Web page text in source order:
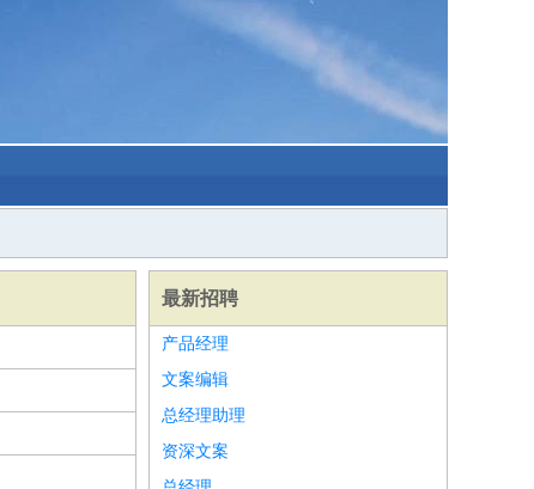
最新招聘
产品经理
文案编辑
总经理助理
资深文案